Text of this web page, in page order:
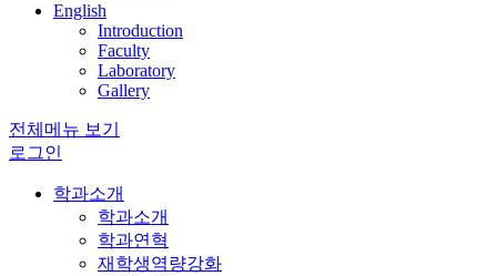
English
Introduction
Faculty
Laboratory
Gallery
전체메뉴 보기
로그인
학과소개
학과소개
학과연혁
재학생역량강화